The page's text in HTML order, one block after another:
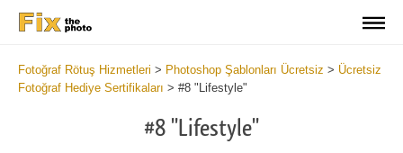
Fotoğraf Rötuş Hizmetleri > Photoshop Şablonları Ücretsiz > Ücretsiz
Fotoğraf Hediye Sertifikaları > #8 "Lifestyle"
#8 "Lifestyle"